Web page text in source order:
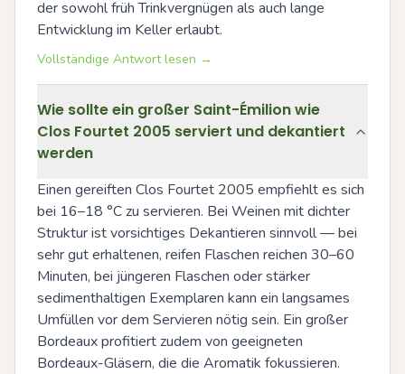
der sowohl früh Trinkvergnügen als auch lange
Entwicklung im Keller erlaubt.
Vollständige Antwort lesen →
Wie sollte ein großer Saint-Émilion wie
Clos Fourtet 2005 serviert und dekantiert
werden
Einen gereiften Clos Fourtet 2005 empfiehlt es sich
bei 16–18 °C zu servieren. Bei Weinen mit dichter
Struktur ist vorsichtiges Dekantieren sinnvoll — bei
sehr gut erhaltenen, reifen Flaschen reichen 30–60
Minuten, bei jüngeren Flaschen oder stärker
sedimenthaltigen Exemplaren kann ein langsames
Umfüllen vor dem Servieren nötig sein. Ein großer
Bordeaux profitiert zudem von geeigneten
Bordeaux-Gläsern, die die Aromatik fokussieren.